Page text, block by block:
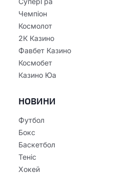
Чемпіон
Космолот
2К Казино
Фавбет Казино
Космобет
Казино Юа
НОВИНИ
Футбол
Бокс
Баскетбол
Теніс
Хокей